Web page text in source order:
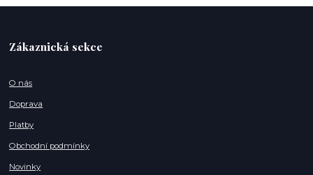
Zákaznická sekce
O nás
Doprava
Platby
Obchodní podmínky
Novinky